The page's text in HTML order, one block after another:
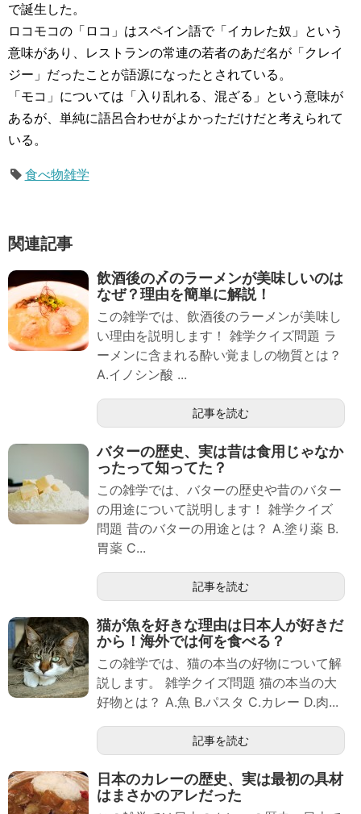
で誕生した。
ロコモコの「ロコ」はスペイン語で「イカレた奴」という
意味があり、レストランの常連の若者のあだ名が「クレイ
ジー」だったことが語源になったとされている。
「モコ」については「入り乱れる、混ざる」という意味が
あるが、単純に語呂合わせがよかっただけだと考えられて
いる。
食べ物雑学
関連記事
飲酒後の〆のラーメンが美味しいのは
なぜ？理由を簡単に解説！
この雑学では、飲酒後のラーメンが美味し
い理由を説明します！ 雑学クイズ問題 ラ
ーメンに含まれる酔い覚ましの物質とは？
A.イノシン酸 ...
記事を読む
バターの歴史、実は昔は食用じゃなか
ったって知ってた？
この雑学では、バターの歴史や昔のバター
の用途について説明します！ 雑学クイズ
問題 昔のバターの用途とは？ A.塗り薬 B.
胃薬 C...
記事を読む
猫が魚を好きな理由は日本人が好きだ
から！海外では何を食べる？
この雑学では、猫の本当の好物について解
説します。 雑学クイズ問題 猫の本当の大
好物とは？ A.魚 B.パスタ C.カレー D.肉...
記事を読む
日本のカレーの歴史、実は最初の具材
はまさかのアレだった